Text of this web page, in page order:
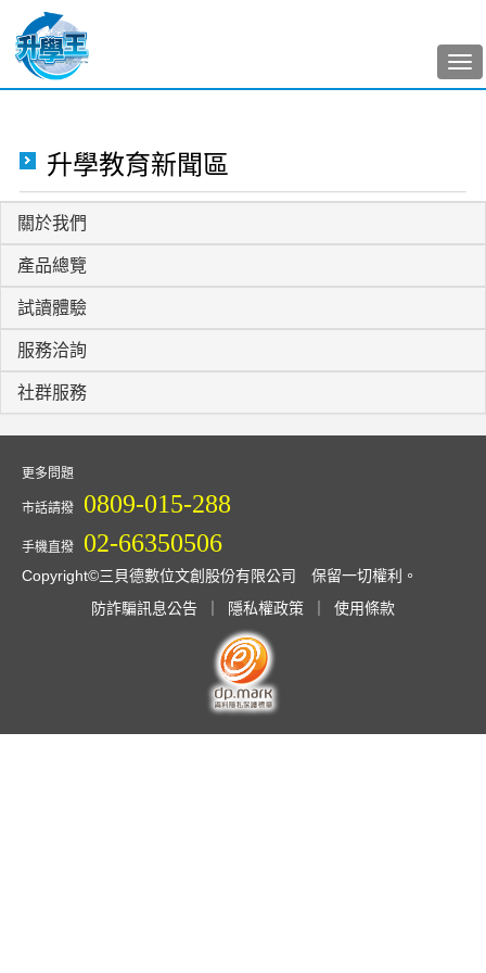
升學教育新聞區
關於我們
產品總覽
試讀體驗
服務洽詢
社群服務
更多問題
市話請撥 0809-015-288
手機直撥 02-66350506
Copyright©三貝德數位文創股份有限公司 保留一切權利。
防詐騙訊息公告
隱私權政策 使用條款